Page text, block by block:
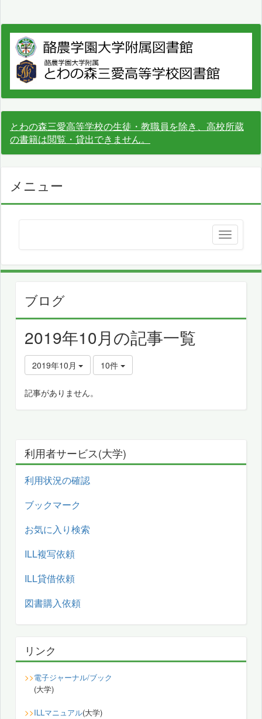
とわの森三愛高等学校の生徒・教職員を除き、高校所蔵
の書籍は閲覧・貸出できません。
メニュー
ブログ
2019年10月の記事一覧
2019年10月 10件
記事がありません。
利用者サービス(大学)
利用状況の確認
ブックマーク
お気に入り検索
ILL複写依頼
ILL貸借依頼
図書購入依頼
リンク
>>電子ジャーナル/ブック
(大学)
>>ILLマニュアル(大学)